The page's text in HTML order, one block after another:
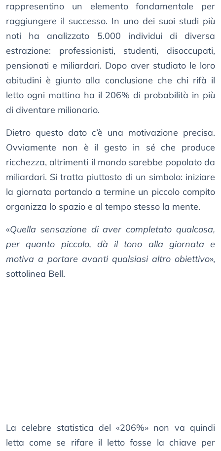
rappresentino un elemento fondamentale per
raggiungere il successo. In uno dei suoi studi più
noti ha analizzato 5.000 individui di diversa
estrazione: professionisti, studenti, disoccupati,
pensionati e miliardari. Dopo aver studiato le loro
abitudini è giunto alla conclusione che chi rifà il
letto ogni mattina ha il 206% di probabilità in più
di diventare milionario.
Dietro questo dato c’è una motivazione precisa.
Ovviamente non è il gesto in sé che produce
ricchezza, altrimenti il mondo sarebbe popolato da
miliardari. Si tratta piuttosto di un simbolo: iniziare
la giornata portando a termine un piccolo compito
organizza lo spazio e al tempo stesso la mente.
«Quella sensazione di aver completato qualcosa,
per quanto piccolo, dà il tono alla giornata e
motiva a portare avanti qualsiasi altro obiettivo»,
sottolinea Bell.
La celebre statistica del «206%» non va quindi
letta come se rifare il letto fosse la chiave per